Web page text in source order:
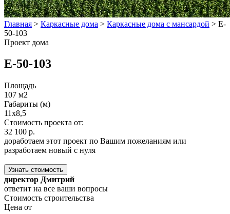
Главная > Каркасные дома > Каркасные дома с мансардой > E-
50-103
Проект дома
E-50-103
Площадь
107 м2
Габариты (м)
11x8,5
Стоимость проекта от:
32 100 р.
доработаем этот проект по Вашим пожеланиям или
разработаем новый с нуля
Узнать стоимость
директор Дмитрий
ответит на все ваши вопросы
Стоимость строительства
Цена от